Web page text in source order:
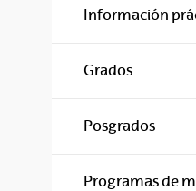
Información
Grados
Posgrados
Programas de